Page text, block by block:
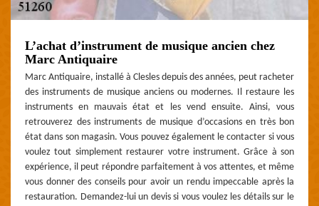
L’achat d’instrument de musique ancien chez
Marc Antiquaire
Marc Antiquaire, installé à Clesles depuis des années, peut racheter
des instruments de musique anciens ou modernes. Il restaure les
instruments en mauvais état et les vend ensuite. Ainsi, vous
retrouverez des instruments de musique d’occasions en très bon
état dans son magasin. Vous pouvez également le contacter si vous
voulez tout simplement restaurer votre instrument. Grâce à son
expérience, il peut répondre parfaitement à vos attentes, et même
vous donner des conseils pour avoir un rendu impeccable après la
restauration. Demandez-lui un devis si vous voulez les détails sur le